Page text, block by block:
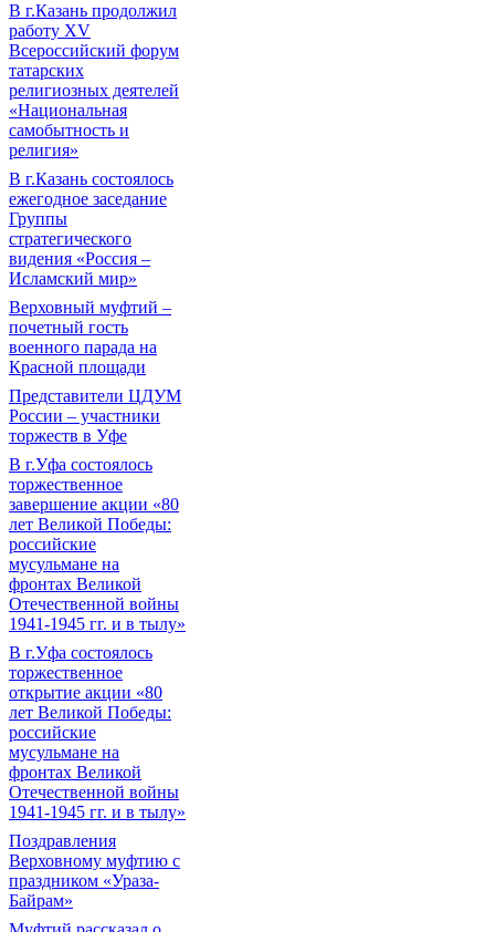
В г.Казань продолжил
работу XV
Всероссийский форум
татарских
религиозных деятелей
«Национальная
самобытность и
религия»
В г.Казань состоялось
ежегодное заседание
Группы
стратегического
видения «Россия –
Исламский мир»
Верховный муфтий –
почетный гость
военного парада на
Красной площади
Представители ЦДУМ
России – участники
торжеств в Уфе
В г.Уфа состоялось
торжественное
завершение акции «80
лет Великой Победы:
российские
мусульмане на
фронтах Великой
Отечественной войны
1941-1945 гг. и в тылу»
В г.Уфа состоялось
торжественное
открытие акции «80
лет Великой Победы:
российские
мусульмане на
фронтах Великой
Отечественной войны
1941-1945 гг. и в тылу»
Поздравления
Верховному муфтию с
праздником «Ураза-
Байрам»